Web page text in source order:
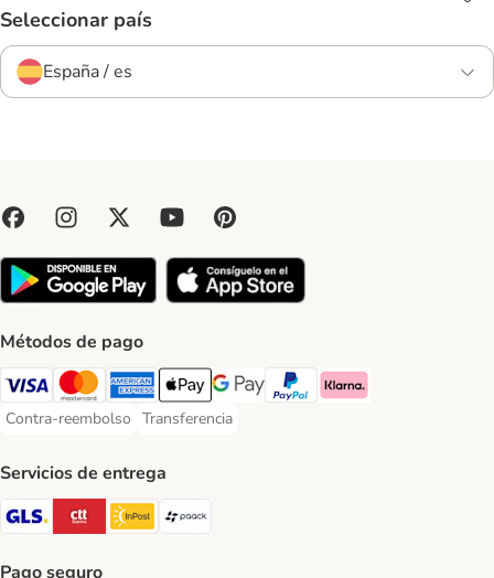
Seleccionar país
España / es
Métodos de pago
Visa Payment Method
Mastercard Payment Method
American Express Payment Method
Apple Pay Payment Method
Google Pay Payment Method
PayPal Payment Method
Klarna Payment Method
Contra-reembolso
Contra-reembolso Payment Method
Transferencia
Transferencia Payment Method
Servicios de entrega
GLS Shipping Method
CTTExpress Shipping Method
InPost Shipping Method
Pago seguro